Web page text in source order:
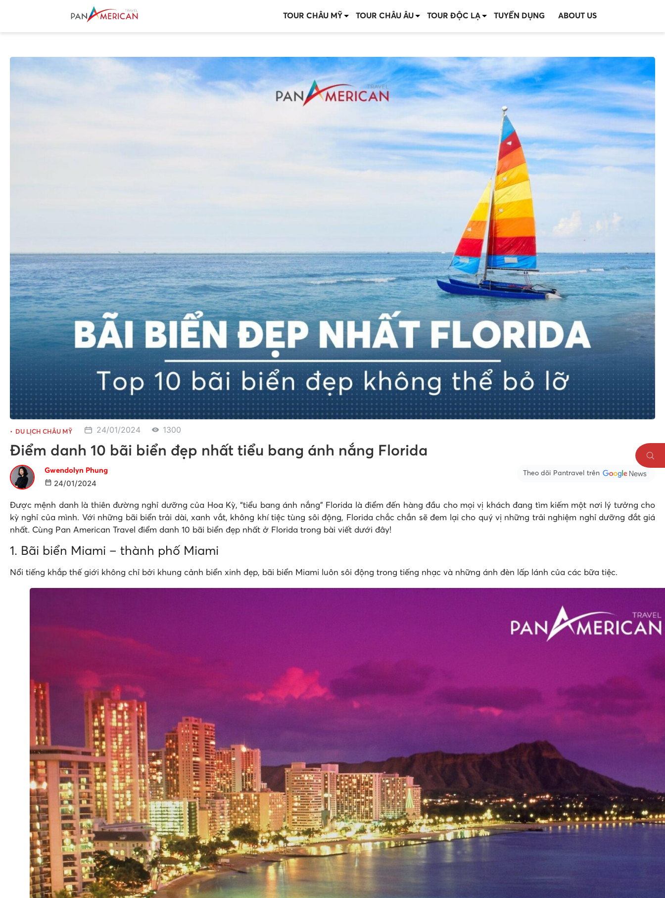
TOUR CHÂU MỸ TOUR CHÂU ÂU TOUR ĐỘC LẠ TUYỂN DỤNG ABOUT US
DU LỊCH CHÂU MỸ 24/01/2024 1300
Điểm danh 10 bãi biển đẹp nhất tiểu bang ánh nắng Florida
Gwendolyn Phung
24/01/2024
Theo dõi Pantravel trên
Được mệnh danh là thiên đường nghỉ dưỡng của Hoa Kỳ, “tiểu bang ánh nắng” Florida là điểm đến hàng đầu cho mọi vị khách đang tìm kiếm một nơi lý tưởng cho
kỳ nghỉ của mình. Với những bãi biển trải dài, xanh vắt, không khí tiệc tùng sôi động, Florida chắc chắn sẽ đem lại cho quý vị những trải nghiệm nghỉ dưỡng đắt giá
nhất. Cùng Pan American Travel điểm danh 10 bãi biển đẹp nhất ở Florida trong bài viết dưới đây!
1. Bãi biển Miami – thành phố Miami
Nổi tiếng khắp thế giới không chỉ bởi khung cảnh biển xinh đẹp, bãi biển Miami luôn sôi động trong tiếng nhạc và những ánh đèn lấp lánh của các bữa tiệc.